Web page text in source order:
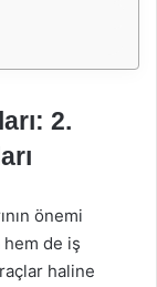
2.
önemi
hem de iş
haline